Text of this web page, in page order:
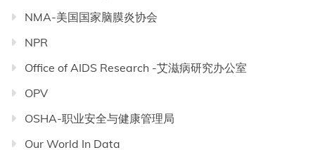
NMA-美国国家脑膜炎协会
NPR
Office of AIDS Research -艾滋病研究办公室
OPV
OSHA-职业安全与健康管理局
Our World In Data